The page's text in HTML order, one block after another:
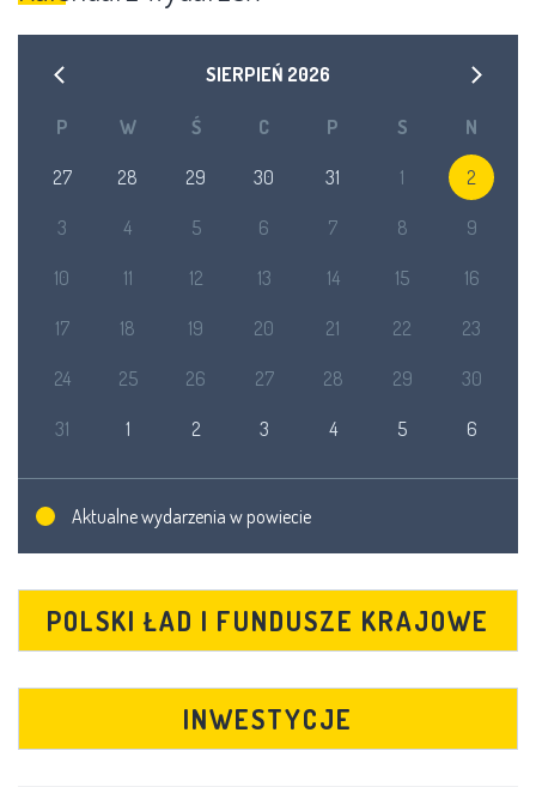
SIERPIEŃ 2026
P W Ś C P S N
27 28 29 30 31 1 2
3 4 5 6 7 8 9
10 11 12 13 14 15 16
17 18 19 20 21 22 23
24 25 26 27 28 29 30
31 1 2 3 4 5 6
Aktualne wydarzenia w powiecie
POLSKI ŁAD I FUNDUSZE KRAJOWE
INWESTYCJE